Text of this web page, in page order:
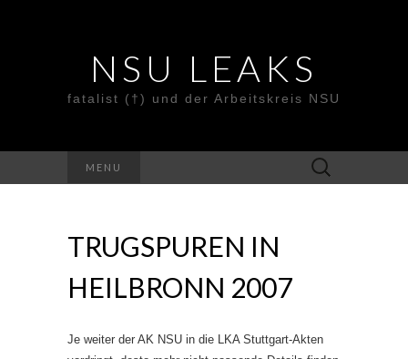
NSU LEAKS
fatalist (†) und der Arbeitskreis NSU
MENU
Suche
nach:
TRUGSPUREN IN
HEILBRONN 2007
Je weiter der AK NSU in die LKA Stuttgart-Akten